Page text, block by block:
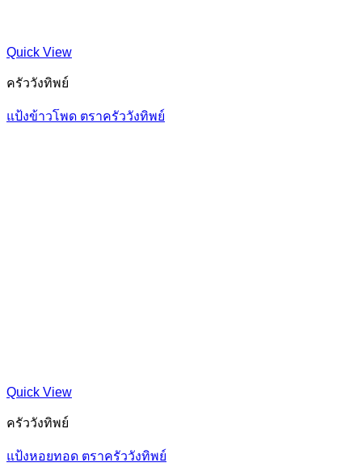
Quick View
ครัววังทิพย์
แป้งข้าวโพด ตราครัววังทิพย์
Quick View
ครัววังทิพย์
แป้งหอยทอด ตราครัววังทิพย์